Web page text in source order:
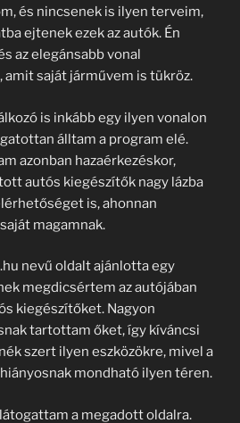
és nincsenek is ilyen terveim,
ejtenek ezek az autók. Én
az elegánsabb vonal
amit saját járművem is tükröz.
is inkább egy ilyen vonalon
álltam a program elé.
azonban hazaérkezéskor,
autós kiegészítők nagy lázba
is, ahonnan
magamnak.
nevű oldalt ajánlotta egy
megdicsértem az autójában
kiegészítőket. Nagyon
tartottam őket, így kíváncsi
szert ilyen eszközökre, mivel a
mondható ilyen téren.
a megadott oldalra.